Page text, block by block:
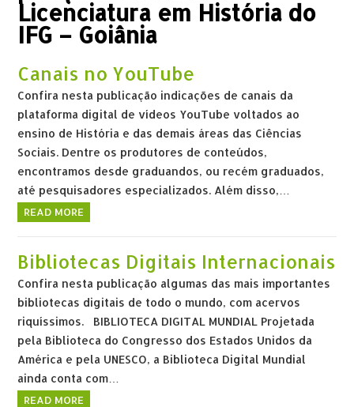
Licenciatura em História do
IFG – Goiânia
Canais no YouTube
Confira nesta publicação indicações de canais da
plataforma digital de vídeos YouTube voltados ao
ensino de História e das demais áreas das Ciências
Sociais. Dentre os produtores de conteúdos,
encontramos desde graduandos, ou recém graduados,
até pesquisadores especializados. Além disso,…
READ MORE
Bibliotecas Digitais Internacionais
Confira nesta publicação algumas das mais importantes
bibliotecas digitais de todo o mundo, com acervos
riquíssimos. BIBLIOTECA DIGITAL MUNDIAL Projetada
pela Biblioteca do Congresso dos Estados Unidos da
América e pela UNESCO, a Biblioteca Digital Mundial
ainda conta com…
READ MORE